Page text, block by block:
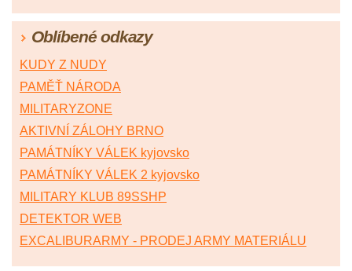
Oblíbené odkazy
KUDY Z NUDY
PAMĚŤ NÁRODA
MILITARYZONE
AKTIVNÍ ZÁLOHY BRNO
PAMÁTNÍKY VÁLEK kyjovsko
PAMÁTNÍKY VÁLEK 2 kyjovsko
MILITARY KLUB 89SSHP
DETEKTOR WEB
EXCALIBURARMY - PRODEJ ARMY MATERIÁLU